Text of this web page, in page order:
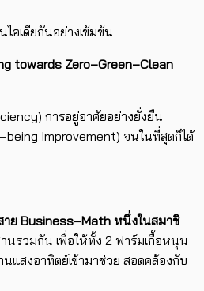
ไอเดียกันอย่างเข้มข้น
towards Zero–Green–Clean
) การอยู่อาศัยอย่างยั่งยืน
–being Improvement) จนในที่สุดก็ได้
ายBusiness–Math หนึ่งในสมาชิ
นรวมกัน เพื่อให้ทั้ง 2 ฟาร์มเกื้อหนุน
นแสงอาทิตย์เข้ามาช่วย สอดคล้องกับ